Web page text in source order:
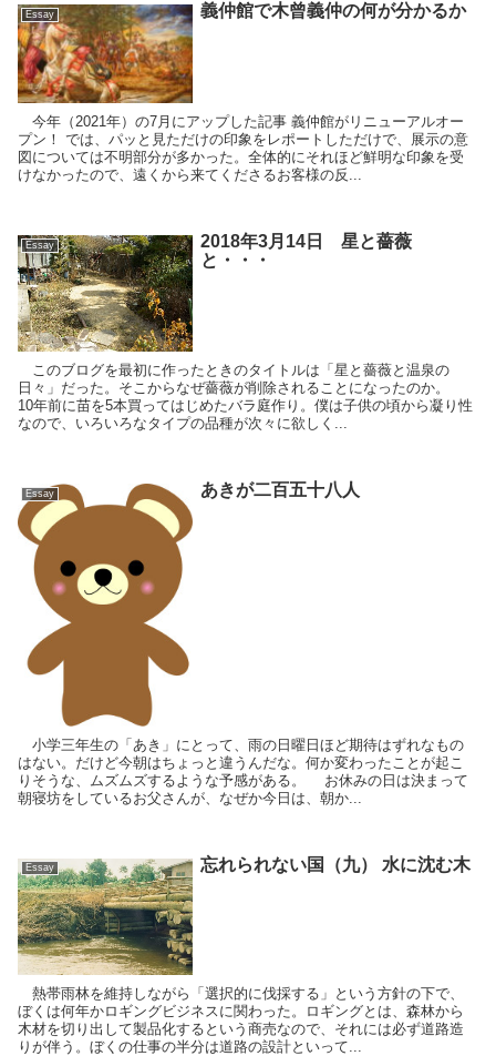
Essay 義仲館で木曾義仲の何が分かるか
今年（2021年）の7月にアップした記事 義仲館がリニューアルオー
プン！ では、パッと見ただけの印象をレポートしただけで、展示の意
図については不明部分が多かった。全体的にそれほど鮮明な印象を受
けなかったので、遠くから来てくださるお客様の反...
Essay
2018年3月14日 星と薔薇
と・・・
このブログを最初に作ったときのタイトルは「星と薔薇と温泉の
日々」だった。そこからなぜ薔薇が削除されることになったのか。
10年前に苗を5本買ってはじめたバラ庭作り。僕は子供の頃から凝り性
なので、いろいろなタイプの品種が次々に欲しく...
Essay あきが二百五十八人
小学三年生の「あき」にとって、雨の日曜日ほど期待はずれなもの
はない。だけど今朝はちょっと違うんだな。何か変わったことが起こ
りそうな、ムズムズするような予感がある。 お休みの日は決まって
朝寝坊をしているお父さんが、なぜか今日は、朝か...
Essay 忘れられない国（九） 水に沈む木
熱帯雨林を維持しながら「選択的に伐採する」という方針の下で、
ぼくは何年かロギングビジネスに関わった。ロギングとは、森林から
木材を切り出して製品化するという商売なので、それには必ず道路造
りが伴う。ぼくの仕事の半分は道路の設計といって...